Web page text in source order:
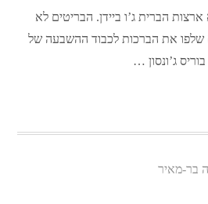
הברית ג’ו ביידן. הבריטים לא
שלפו את הברכות לכבוד ההשבעה של
ג’ונסון …
בר-מאיר